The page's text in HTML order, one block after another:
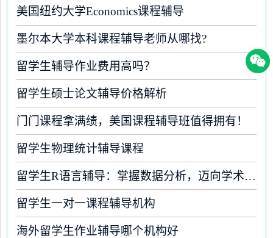
美国纽约大学Economics课程辅导
墨尔本大学本科课程辅导老师从哪找?
留学生辅导作业费用高吗？
留学生硕士论文辅导价格解析
门门课程拿满绩，美国课程辅导班值得拥有！
留学生物理统计辅导课程
留学生R语言辅导：掌握数据分析，迈向学术成功
留学生一对一课程辅导机构
海外留学生作业辅导哪个机构好